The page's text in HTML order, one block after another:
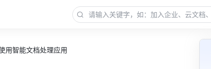
用智能文档处理应用